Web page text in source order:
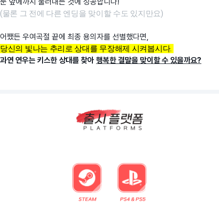
(물론 그 전에 다른 엔딩을 맞이할 수도 있지만요)
어쨌든 우여곡절 끝에 최종 용의자를 선별했다면,
당신의 빛나는 추리로 상대를 무장해제 시켜봅시다.
과연 연우는 키스한 상대를 찾아 행복한 결말을 맞이할 수 있을까요?